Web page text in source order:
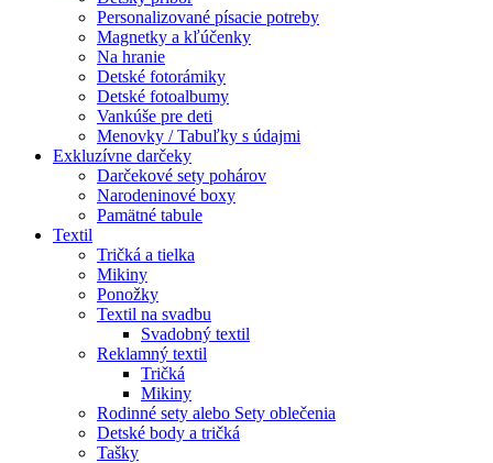
Personalizované písacie potreby
Magnetky a kľúčenky
Na hranie
Detské fotorámiky
Detské fotoalbumy
Vankúše pre deti
Menovky / Tabuľky s údajmi
Exkluzívne darčeky
Darčekové sety pohárov
Narodeninové boxy
Pamätné tabule
Textil
Tričká a tielka
Mikiny
Ponožky
Textil na svadbu
Svadobný textil
Reklamný textil
Tričká
Mikiny
Rodinné sety alebo Sety oblečenia
Detské body a tričká
Tašky